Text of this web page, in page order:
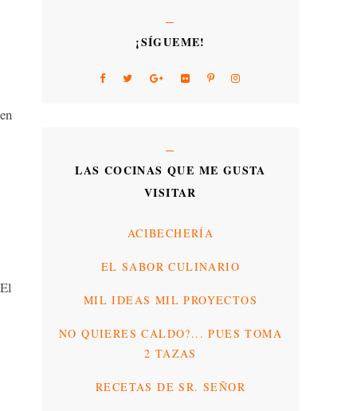
¡SÍGUEME!
LAS COCINAS QUE ME GUSTA
VISITAR
ACIBECHERÍA
EL SABOR CULINARIO
MIL IDEAS MIL PROYECTOS
NO QUIERES CALDO?... PUES TOMA
2 TAZAS
RECETAS DE SR. SEÑOR